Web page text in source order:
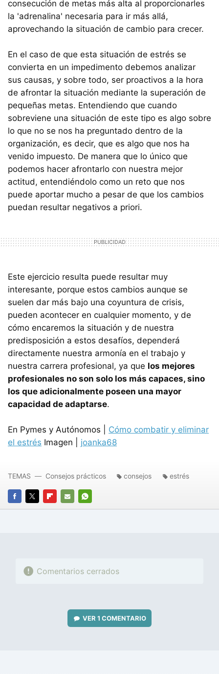
consecución de metas más alta al proporcionarles
la 'adrenalina' necesaria para ir más allá,
aprovechando la situación de cambio para crecer.
En el caso de que esta situación de estrés se
convierta en un impedimento debemos analizar
sus causas, y sobre todo, ser proactivos a la hora
de afrontar la situación mediante la superación de
pequeñas metas. Entendiendo que cuando
sobreviene una situación de este tipo es algo sobre
lo que no se nos ha preguntado dentro de la
organización, es decir, que es algo que nos ha
venido impuesto. De manera que lo único que
podemos hacer afrontarlo con nuestra mejor
actitud, entendiéndolo como un reto que nos
puede aportar mucho a pesar de que los cambios
puedan resultar negativos a priori.
Este ejercicio resulta puede resultar muy
interesante, porque estos cambios aunque se
suelen dar más bajo una coyuntura de crisis,
pueden acontecer en cualquier momento, y de
cómo encaremos la situación y de nuestra
predisposición a estos desafíos, dependerá
directamente nuestra armonía en el trabajo y
nuestra carrera profesional, ya que los mejores
profesionales no son solo los más capaces, sino
los que adicionalmente poseen una mayor
capacidad de adaptarse.
En Pymes y Autónomos | Cómo combatir y eliminar
el estrés Imagen | joanka68
FACEBOOK
TWITTERFLIPBOARD
E-
WHATSAPP
TEMAS Consejos prácticos consejos estrés
Comentarios cerrados
VER 1 COMENTARIO